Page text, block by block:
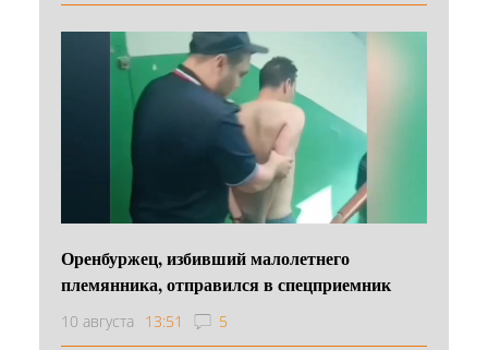
Оренбуржец, избивший малолетнего
племянника, отправился в спецприемник
10 августа 13:51 5